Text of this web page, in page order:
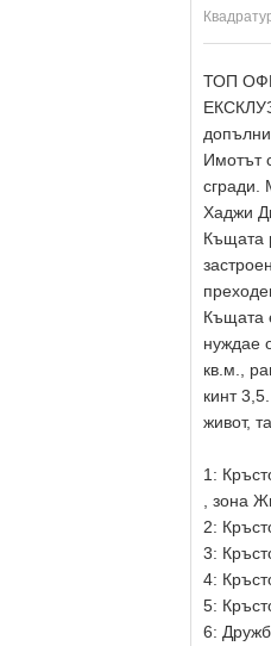
ТОП
Имотът
сгради.
Хаджи
Къщата
Къщата
нуждае
кв.м.,
кинт
живот,
1:
, зона
2:
3:
4:
5:
6: